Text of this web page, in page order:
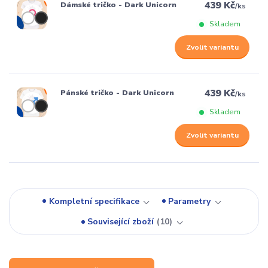
Dámské tričko - Dark Unicorn 439 Kč/ks
Skladem
Zvolit variantu
Pánské tričko - Dark Unicorn 439 Kč/ks
Skladem
Zvolit variantu
Kompletní specifikace
Parametry
Související zboží
10